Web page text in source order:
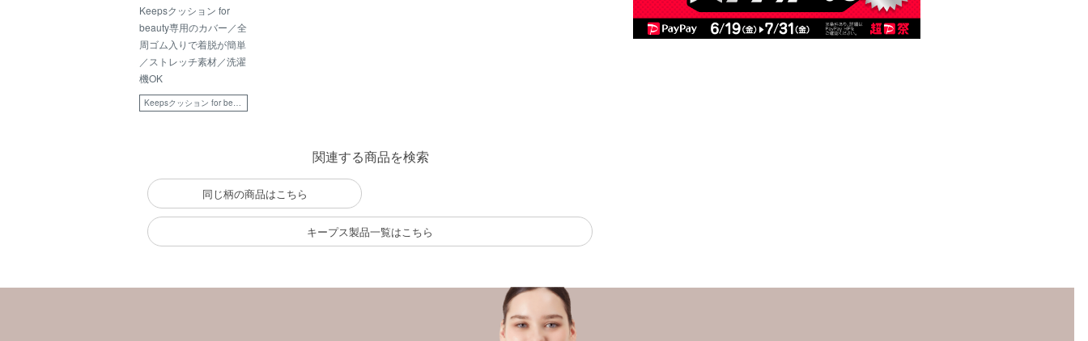
Keepsクッション for
beauty専用のカバー／全
周ゴム入りで着脱が簡単
／ストレッチ素材／洗濯
機OK
関連する商品を検索
同じ柄の商品はこちら
キープス製品一覧はこちら